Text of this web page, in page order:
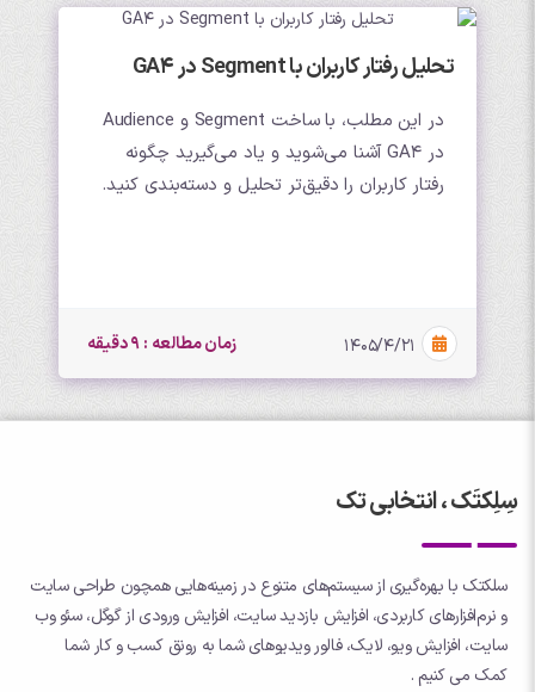
تحلیل رفتار کاربران با Segment در GA4
در این مطلب، با ساخت Segment و Audience
در GA4 آشنا می‌شوید و یاد می‌گیرید چگونه
رفتار کاربران را دقیق‌تر تحلیل و دسته‌بندی کنید.
۱۴۰۵/۴/۲۱ زمان مطالعه : 9 دقیقه
سِلِکتَک ، انتخابی تک
سلکتک با بهره‌گیری از سیستم‌های متنوع در زمینه‌هایی همچون طراحی سایت
و نرم‌افزارهای کاربردی، افزایش بازدید سایت، افزایش ورودی از گوگل، سئو وب
سایت، افزایش ویو، لایک، فالور ویدیوهای شما به رونق کسب و کار شما
کمک می کنیم .